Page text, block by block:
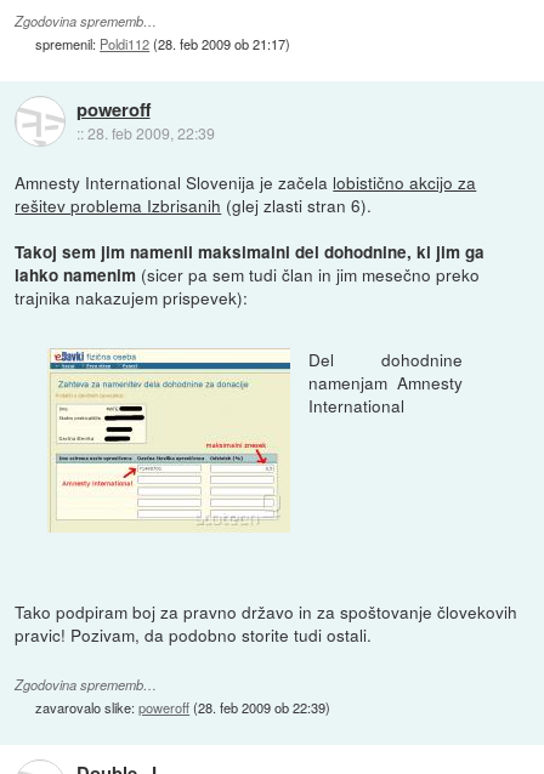
Zgodovina sprememb…
spremenil: Poldi112(28. feb 2009 ob 21:17)
poweroff
::28. feb 2009, 22:39
Amnesty International Slovenija je začela lobistično akcijo za
rešitev problema Izbrisanih (glej zlasti stran 6).
Takoj sem jim namenil maksimalni del dohodnine, ki jim ga
lahko namenim (sicer pa sem tudi član in jim mesečno preko
trajnika nakazujem prispevek):
Del dohodnine
namenjam Amnesty
International
Tako podpiram boj za pravno državo in za spoštovanje človekovih
pravic! Pozivam, da podobno storite tudi ostali.
Zgodovina sprememb…
zavarovalo slike:poweroff(28. feb 2009 ob 22:39)